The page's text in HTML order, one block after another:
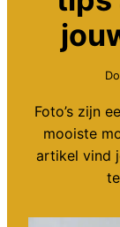
Foto’s zijn
mooiste
artikel vind